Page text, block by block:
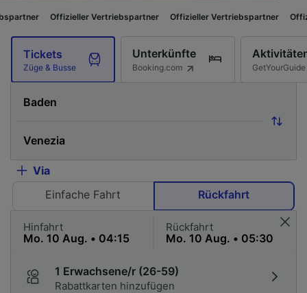
Vertriebspartner Offizieller Vertriebspartner Offizieller
Tickets
Züge & Busse
Unterkünfte
Booking.com GetYourGuide
Via
Einfache Fahrt
Rückfahrt
Hinfahrt Rückfahrt
1 Erwachsene/r (26-59)
Rabattkarten hinzufügen